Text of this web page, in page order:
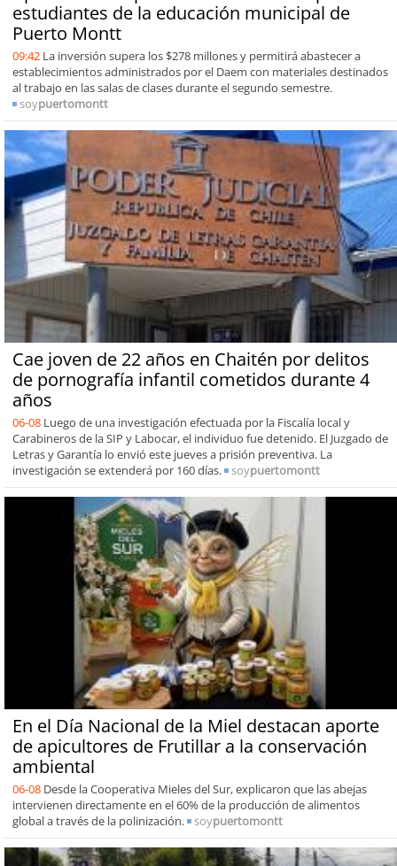
estudiantes de la educación municipal de
Puerto Montt
09:42 La inversión supera los $278 millones y permitirá abastecer a
establecimientos administrados por el Daem con materiales destinados
al trabajo en las salas de clases durante el segundo semestre.
soypuertomontt
Cae joven de 22 años en Chaitén por delitos
de pornografía infantil cometidos durante 4
años
06-08 Luego de una investigación efectuada por la Fiscalía local y
Carabineros de la SIP y Labocar, el individuo fue detenido. El Juzgado de
Letras y Garantía lo envió este jueves a prisión preventiva. La
investigación se extenderá por 160 días.
soypuertomontt
En el Día Nacional de la Miel destacan aporte
de apicultores de Frutillar a la conservación
ambiental
06-08 Desde la Cooperativa Mieles del Sur, explicaron que las abejas
intervienen directamente en el 60% de la producción de alimentos
global a través de la polinización.
soypuertomontt